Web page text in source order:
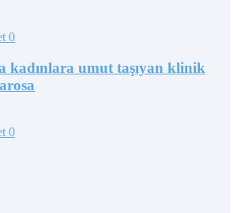
0
kadınlara umut taşıyan klinik
0